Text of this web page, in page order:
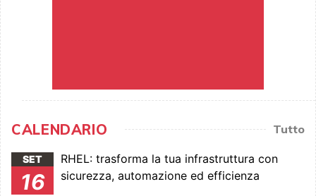
CALENDARIO Tutto
SET
16
RHEL: trasforma la tua infrastruttura con
sicurezza, automazione ed efficienza